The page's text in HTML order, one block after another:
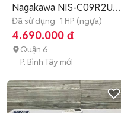
Nagakawa NIS-C09R2U51
1.0 HP
Đã sử dụng 1 HP (ngựa)
4.690.000 đ
Quận 6
P. Bình Tây mới